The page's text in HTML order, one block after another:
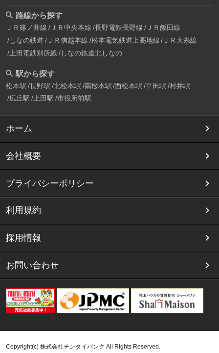
路線から探す
ＪＲ篠ノ井線 ＪＲ中央本線 長野電鉄長野線 ＪＲ飯田線
しなの鉄道 ＪＲ信越本線 松本電気鉄道上高地線
ＪＲ大糸線
上田電鉄別所線 しなの鉄道北しなの
駅から探す
松本駅 長野駅 北松本駅 南松本駅 西松本駅 平田駅 村井駅
広丘駅 上田駅 市役所前駅
ホーム
会社概要
プライバシーポリシー
利用規約
採用情報
お問い合わせ
Copyright(c) 株式会社チンタイバンク All Rights Reserved.